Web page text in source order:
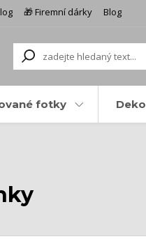
🎁 Firemní dárky Blog
fotky